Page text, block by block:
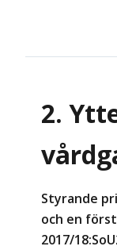
2.
Styrande
och en
2017/